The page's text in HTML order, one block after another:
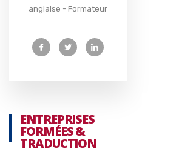
anglaise - Formateur
ENTREPRISES
FORMÉES &
TRADUCTION